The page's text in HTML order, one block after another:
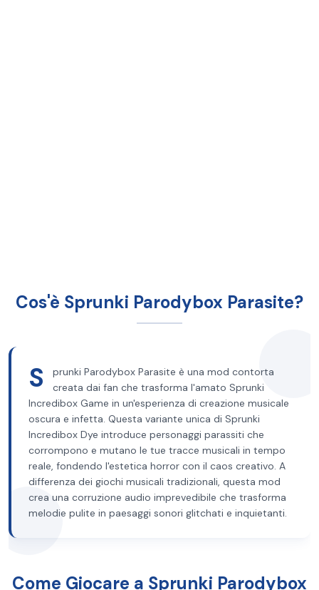
Cos'è Sprunki Parodybox Parasite?
S
prunki Parodybox Parasite è una mod contorta
creata dai fan che trasforma l'amato Sprunki
Incredibox Game in un'esperienza di creazione musicale
oscura e infetta. Questa variante unica di Sprunki
Incredibox Dye introduce personaggi parassiti che
corrompono e mutano le tue tracce musicali in tempo
reale, fondendo l'estetica horror con il caos creativo. A
differenza dei giochi musicali tradizionali, questa mod
crea una corruzione audio imprevedibile che trasforma
melodie pulite in paesaggi sonori glitchati e inquietanti.
Come Giocare a Sprunki Parodybox